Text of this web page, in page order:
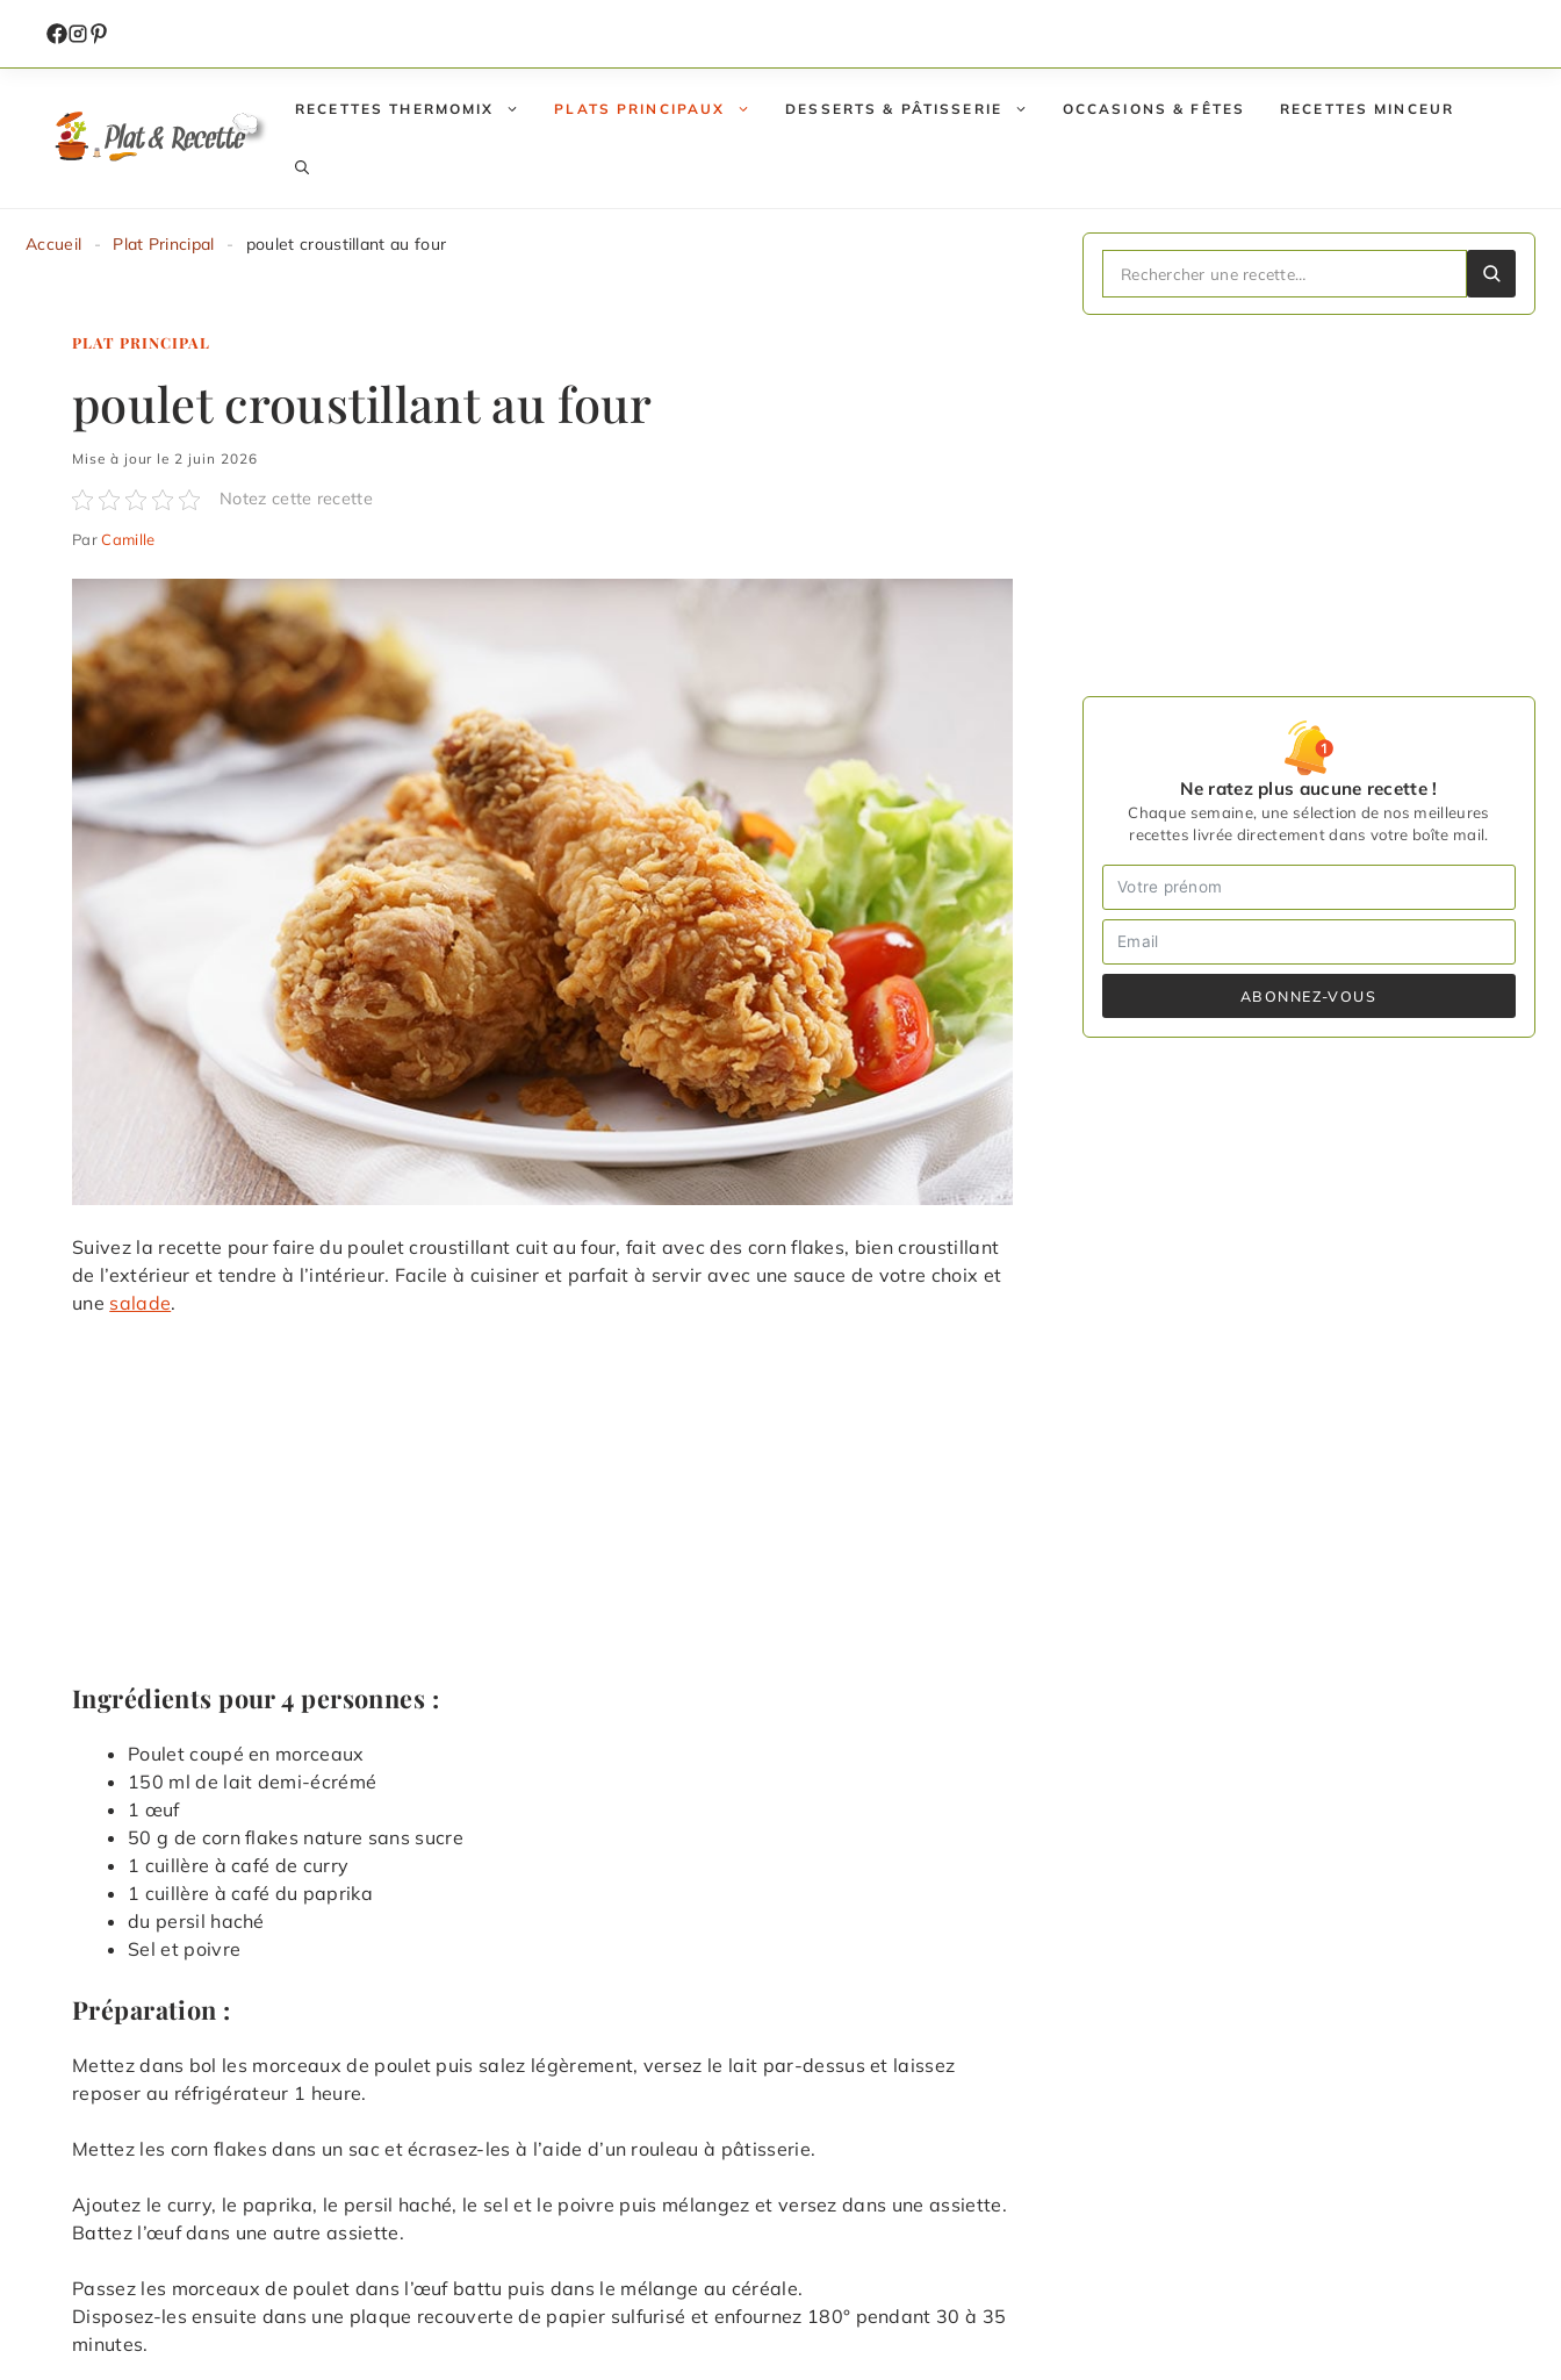
contenu
RECETTES THERMOMIX PLATS PRINCIPAUX DESSERTS & PÂTISSERIE OCCASIONS & FÊTES RECETTES MINCEUR
Accueil - Plat Principal - poulet croustillant au four
PLAT PRINCIPAL
poulet croustillant au four
Mise à jour le 2 juin 2026
Notez cette recette
ParCamille
Suivez la recette pour faire du poulet croustillant cuit au four, fait avec des corn flakes, bien croustillant
de l’extérieur et tendre à l’intérieur. Facile à cuisiner et parfait à servir avec une sauce de votre choix et
une salade.
Ingrédients pour 4 personnes :
Poulet coupé en morceaux
150 ml de lait demi-écrémé
1 œuf
50 g de corn flakes nature sans sucre
1 cuillère à café de curry
1 cuillère à café du paprika
du persil haché
Sel et poivre
Préparation :
Mettez dans bol les morceaux de poulet puis salez légèrement, versez le lait par-dessus et laissez
reposer au réfrigérateur 1 heure.
Mettez les corn flakes dans un sac et écrasez-les à l’aide d’un rouleau à pâtisserie.
Ajoutez le curry, le paprika, le persil haché, le sel et le poivre puis mélangez et versez dans une assiette.
Battez l’œuf dans une autre assiette.
Passez les morceaux de poulet dans l’œuf battu puis dans le mélange au céréale.
Disposez-les ensuite dans une plaque recouverte de papier sulfurisé et enfournez 180° pendant 30 à 35
minutes.
Ne ratez plus aucune recette !
Chaque semaine, une sélection de nos meilleures
recettes livrée directement dans votre boîte mail.
ABONNEZ-VOUS